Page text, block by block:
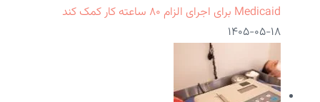
Medicaid برای اجرای الزام ۸۰ ساعته کار کمک کند
۱۴۰۵-۰۵-۱۸